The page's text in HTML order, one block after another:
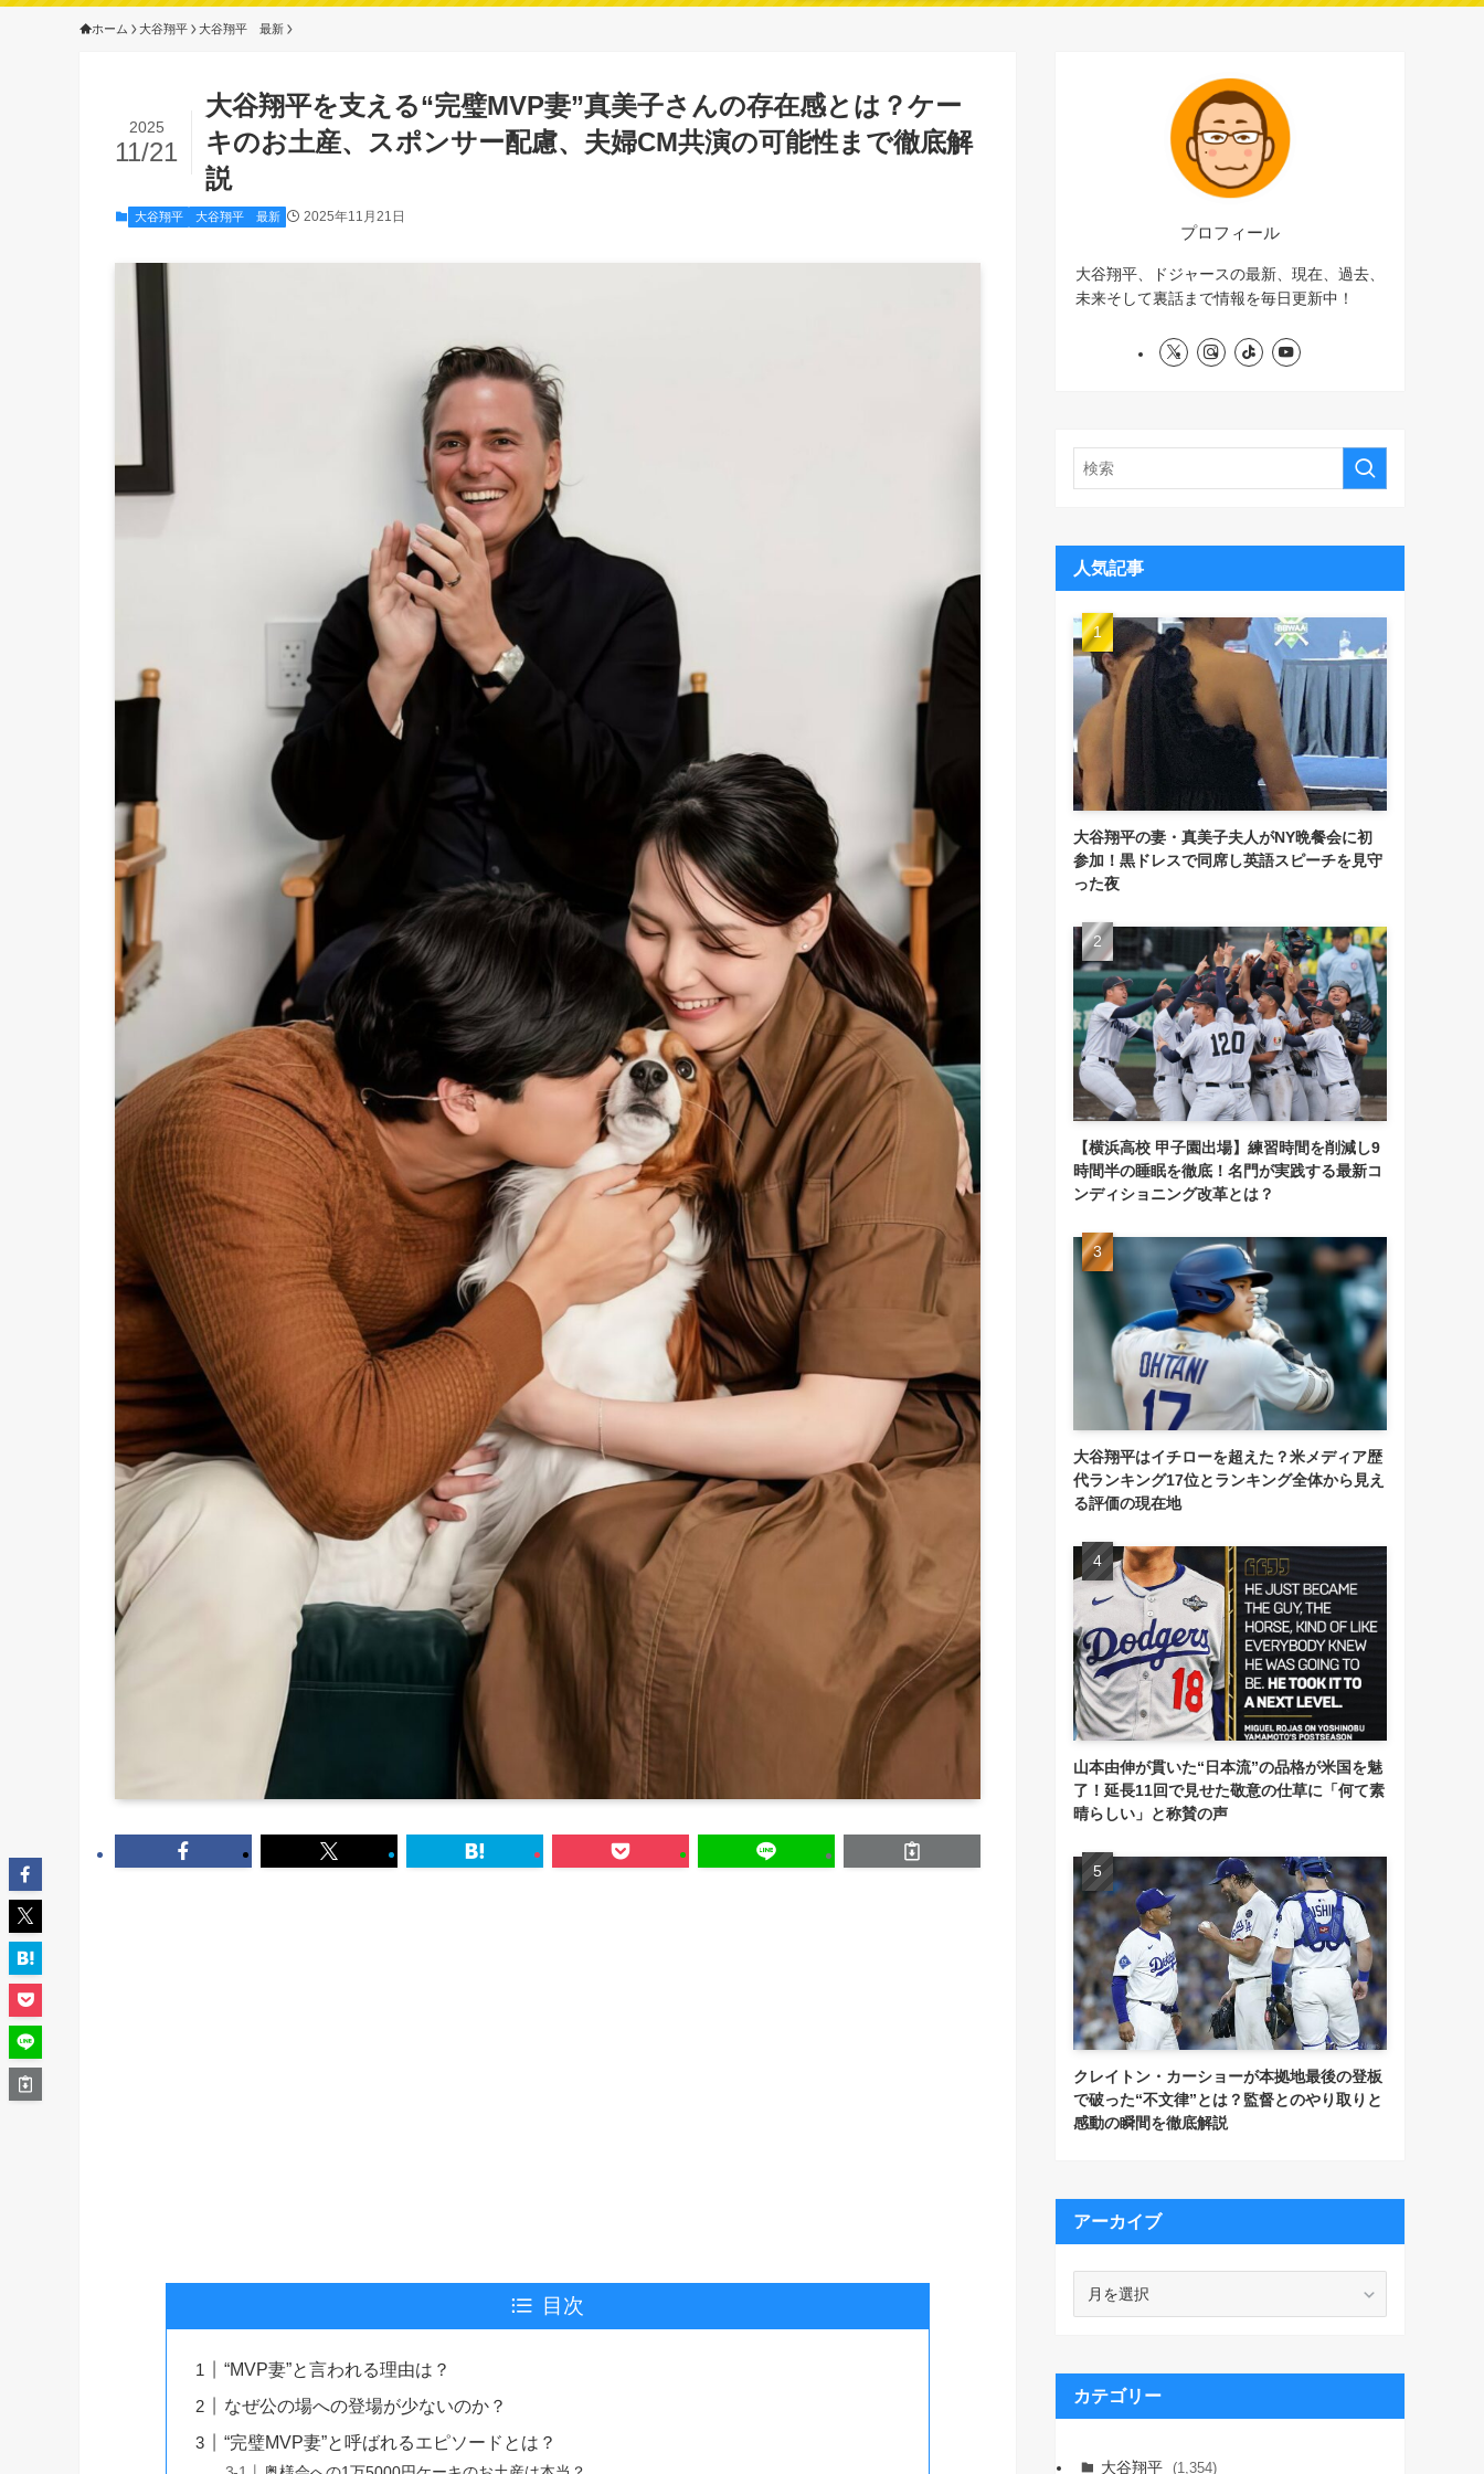
ホーム 大谷翔平 大谷翔平 最新
大谷翔平を支える“完璧MVP妻”真美子さんの存在感とは？ケー
キのお土産、スポンサー配慮、夫婦CM共演の可能性まで徹底解
説
2025
11/21
大谷翔平 大谷翔平 最新 2025年11月21日
目次
“MVP妻”と言われる理由は？
なぜ公の場への登場が少ないのか？
“完璧MVP妻”と呼ばれるエピソードとは？
プロフィール
大谷翔平、ドジャースの最新、現在、過去、
未来そして裏話まで情報を毎日更新中！
人気記事
大谷翔平の妻・真美子夫人がNY晩餐会に初
参加！黒ドレスで同席し英語スピーチを見守
った夜
【横浜高校 甲子園出場】練習時間を削減し9
時間半の睡眠を徹底！名門が実践する最新コ
ンディショニング改革とは？
大谷翔平はイチローを超えた？米メディア歴
代ランキング17位とランキング全体から見え
る評価の現在地
山本由伸が貫いた“日本流”の品格が米国を魅
了！延長11回で見せた敬意の仕草に「何て素
晴らしい」と称賛の声
クレイトン・カーショーが本拠地最後の登板
で破った“不文律”とは？監督とのやり取りと
感動の瞬間を徹底解説
アーカイブ
ブ
カテゴリー
大谷翔平 (1,354)